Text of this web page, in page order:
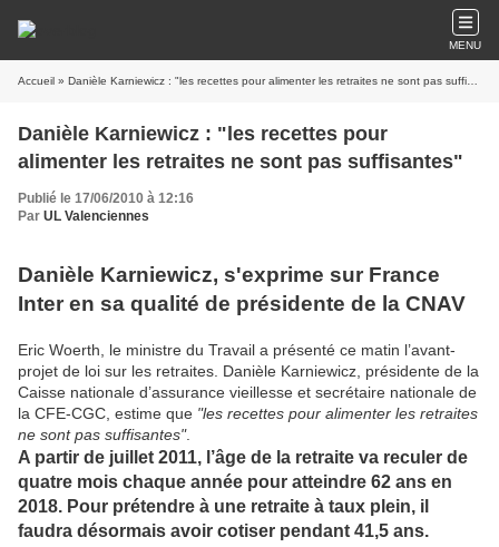
MENU
Accueil » Danièle Karniewicz : "les recettes pour alimenter les retraites ne sont pas suffisantes"
Danièle Karniewicz : "les recettes pour
alimenter les retraites ne sont pas suffisantes"
Publié le 17/06/2010 à 12:16
Par UL Valenciennes
Danièle Karniewicz, s'exprime sur France
Inter en sa qualité de présidente de la CNAV
Eric Woerth, le ministre du Travail a présenté ce matin l’avant-
projet de loi sur les retraites. Danièle Karniewicz, présidente de la
Caisse nationale d’assurance vieillesse et secrétaire nationale de
la CFE-CGC, estime que "les recettes pour alimenter les retraites
ne sont pas suffisantes".
A partir de juillet 2011, l’âge de la retraite va reculer de
quatre mois chaque année pour atteindre 62 ans en
2018. Pour prétendre à une retraite à taux plein, il
faudra désormais avoir cotiser pendant 41,5 ans.